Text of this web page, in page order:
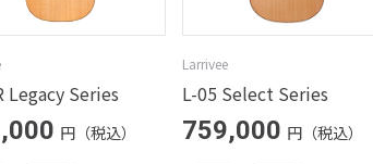
Legacy Series
円（税込）
Larrivee
L-05 Select Series
759,000 円（税込）